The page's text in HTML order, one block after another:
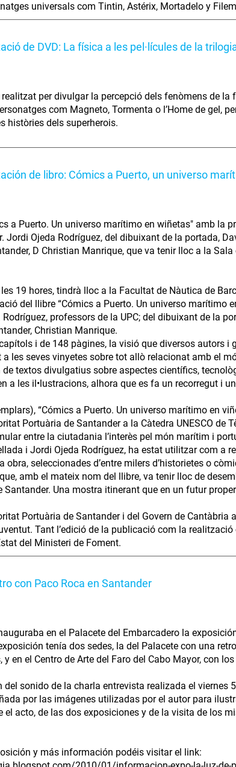
universals com Tintin, Astérix, Mortadelo y
de DVD: La física a les pel·lícules de la
per divulgar la percepció dels fenòmens de
com Magneto, Tormenta o l’Home de gel,
històries dels superherois.
de libro: Cómics a Puerto, un universo
a Puerto. Un universo marítimo en wiñetas" amb la
Jordi Ojeda Rodríguez, del dibuixant de la portada,
D Christian Manrique, que va tenir lloc a la
19 hores, tindrà lloc a la Facultat de Nàutica de
del llibre “Cómics a Puerto. Un universo marítimo
professors de la UPC; del dibuixant de la
Christian Manrique.
capítols i de 148 pàgines, la visió que diversos autors
les seves vinyetes sobre tot allò relacionat amb el
de textos divulgatius sobre aspectes científics,
a les il•lustracions, alhora que es fa un recorregut i
“Cómics a Puerto. Un universo marítimo en
Portuària de Santander a la Càtedra UNESCO de
entre la ciutadania l’interès pel món marítim i
i Jordi Ojeda Rodríguez, ha estat utilitzar com a
obra, seleccionades d’entre milers d’historietes o
amb el mateix nom del llibre, va tenir lloc de
Santander. Una mostra itinerant que en un futur
Portuària de Santander i del Govern de Cantàbria
Tant l’edició de la publicació com la
del Ministeri de Foment.
con Paco Roca en Santander
en el Palacete del Embarcadero la
tenía dos sedes, la del Palacete con una
y en el Centro de Arte del Faro del Cabo Mayor, con
del sonido de la charla entrevista realizada el viernes
por las imágenes utilizadas por el autor para
el acto, de las dos exposiciones y de la visita de los
y más información podéis visitar el link: